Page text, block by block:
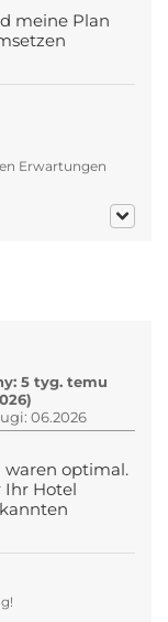
meine Plan
Erwartungen
5 tyg. temu
06.2026
waren optimal.
Ihr Hotel